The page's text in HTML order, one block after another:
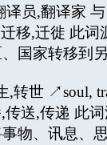
译员,翻译家
移,迁徙 此
国家转移到
,转世 ↗soul,
传送,传递 此
物、讯息、